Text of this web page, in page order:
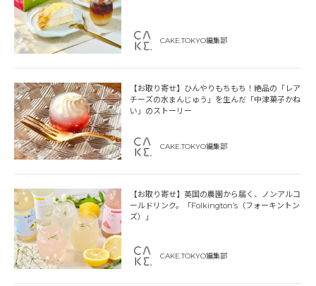
CAKE.TOKYO編集部
【お取り寄せ】ひんやりもちもち！絶品の「レア
チーズの水まんじゅう」を生んだ「中津菓子かね
い」のストーリー
CAKE.TOKYO編集部
【お取り寄せ】英国の農園から届く、ノンアルコ
ールドリンク。「Folkington’s（フォーキントン
ズ）」
CAKE.TOKYO編集部